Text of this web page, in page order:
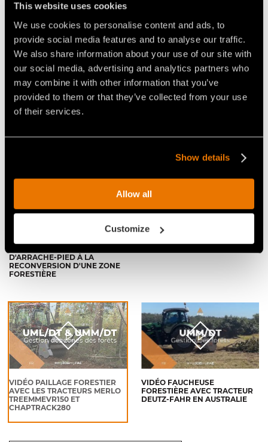
This website uses cookies
We use cookies to personalise content and ads, to
provide social media features and to analyse our traffic.
We also share information about your use of our site with
our social media, advertising and analytics partners who
may combine it with other information that you’ve
provided to them or that they’ve collected from your use
of their services.
Show details
Allow all
Customize
dimensions compactes et la structure résistante de
UML/DTle rendent la solution idéale pour de
nombreuses applications. La double transmission
permet une meilleure distribution de puissance, ce
qui garantit efficacité et fiabilité au fil du temps.
Video Broyeurs pour tracteurs
LE BROYEUR FORESTIER FAE
D'ARRACHE-PIED À LA
RECONVERSION D'UNE ZONE
FORESTIÈRE
VIDÉO PAILLAGE FORESTIER
AVEC LES TRACTEURS MERLO
TREEMMEVR150 ET
CHAPTRACK280
VIDÉO FAUCHEUSE
FORESTIÈRE AVEC TRACTEUR
DEUTZ-FAHR EN AUSTRALIE